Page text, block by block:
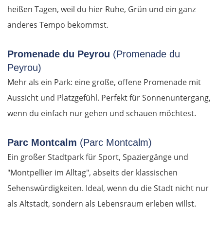
heißen Tagen, weil du hier Ruhe, Grün und ein ganz
anderes Tempo bekommst.
Promenade du Peyrou (Promenade du
Peyrou)
Mehr als ein Park: eine große, offene Promenade mit
Aussicht und Platzgefühl. Perfekt für Sonnenuntergang,
wenn du einfach nur gehen und schauen möchtest.
Parc Montcalm (Parc Montcalm)
Ein großer Stadtpark für Sport, Spaziergänge und
"Montpellier im Alltag", abseits der klassischen
Sehenswürdigkeiten. Ideal, wenn du die Stadt nicht nur
als Altstadt, sondern als Lebensraum erleben willst.